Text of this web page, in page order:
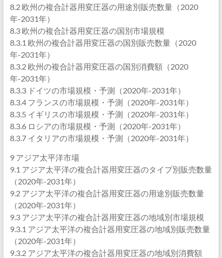
8.2 欧州の複合計器用変圧器の用途別販売数量（2020
年-2031年）
8.3 欧州の複合計器用変圧器の国別市場規模
8.3.1 欧州の複合計器用変圧器の国別販売数量（2020
年-2031年）
8.3.2 欧州の複合計器用変圧器の国別消費額（2020
年-2031年）
8.3.3 ドイツの市場規模・予測（2020年-2031年）
8.3.4 フランスの市場規模・予測（2020年-2031年）
8.3.5 イギリスの市場規模・予測（2020年-2031年）
8.3.6 ロシアの市場規模・予測（2020年-2031年）
8.3.7 イタリアの市場規模・予測（2020年-2031年）
9 アジア太平洋市場
9.1 アジア太平洋の複合計器用変圧器のタイプ別販売数量
（2020年-2031年）
9.2 アジア太平洋の複合計器用変圧器の用途別販売数量
（2020年-2031年）
9.3 アジア太平洋の複合計器用変圧器の地域別市場規模
9.3.1 アジア太平洋の複合計器用変圧器の地域別販売数量
（2020年-2031年）
9.3.2 アジア太平洋の複合計器用変圧器の地域別消費額